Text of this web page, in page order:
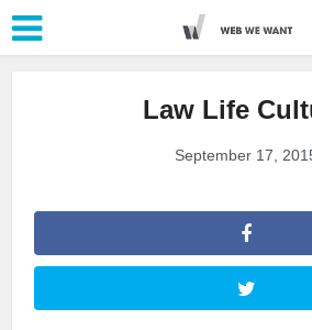
Law Life
September 17,